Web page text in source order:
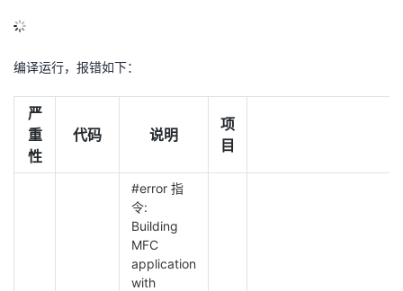
博
客
的
论
我
的
我
堂
我
的
技
我
的
编译运行，报错如下：
严
重
性
代码 说明
项
目
#error 指
令:
Building
MFC
application
with